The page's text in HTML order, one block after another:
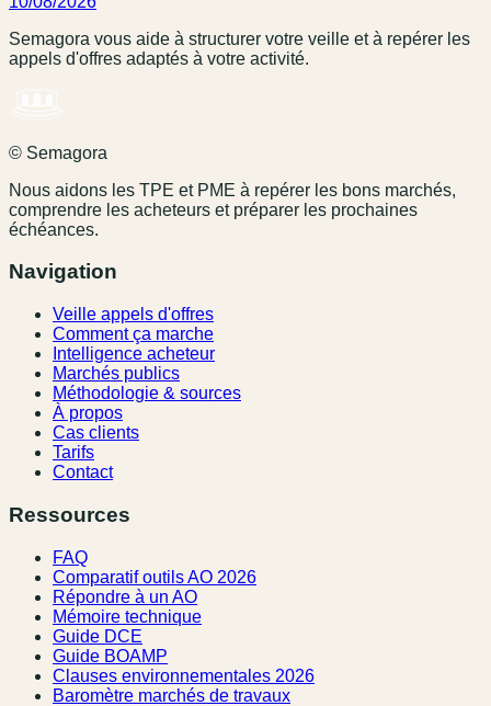
Semagora vous aide à structurer votre veille et à repérer les
appels d'offres adaptés à votre activité.
© Semagora
Nous aidons les TPE et PME à repérer les bons marchés,
comprendre les acheteurs et préparer les prochaines
échéances.
Navigation
Veille appels d'offres
Comment ça marche
Intelligence acheteur
Marchés publics
Méthodologie & sources
À propos
Cas clients
Tarifs
Contact
Ressources
FAQ
Comparatif outils AO 2026
Répondre à un AO
Mémoire technique
Guide DCE
Guide BOAMP
Clauses environnementales 2026
Baromètre marchés de travaux